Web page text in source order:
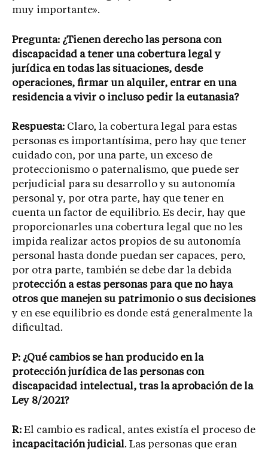
muy importante».
Pregunta: ¿Tienen derecho las persona con
discapacidad a tener una cobertura legal y
jurídica en todas las situaciones, desde
operaciones, firmar un alquiler, entrar en una
residencia a vivir o incluso pedir la eutanasia?
Respuesta: Claro, la cobertura legal para estas
personas es importantísima, pero hay que tener
cuidado con, por una parte, un exceso de
proteccionismo o paternalismo, que puede ser
perjudicial para su desarrollo y su autonomía
personal y, por otra parte, hay que tener en
cuenta un factor de equilibrio. Es decir, hay que
proporcionarles una cobertura legal que no les
impida realizar actos propios de su autonomía
personal hasta donde puedan ser capaces, pero,
por otra parte, también se debe dar la debida
protección a estas personas para que no haya
otros que manejen su patrimonio o sus decisiones
y en ese equilibrio es donde está generalmente la
dificultad.
P: ¿Qué cambios se han producido en la
protección jurídica de las personas con
discapacidad intelectual, tras la aprobación de la
Ley 8/2021?
R: El cambio es radical, antes existía el proceso de
incapacitación judicial. Las personas que eran